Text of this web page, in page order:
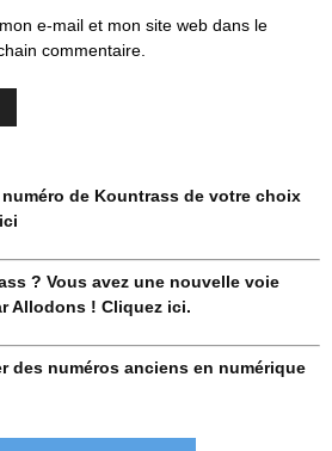
e-mail et mon site web dans le
commentaire.
de Kountrass de votre choix
? Vous avez une nouvelle voie
Allodons ! Cliquez ici.
des numéros anciens en numérique